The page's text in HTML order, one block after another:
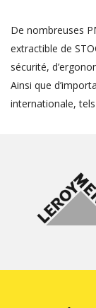
De nombreuses
extractible de
sécurité,
Ainsi que
internationale,